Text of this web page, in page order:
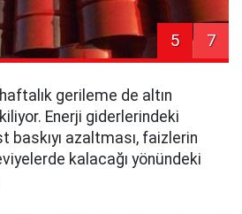
5 7
gerileme de altın
Enerji giderlerindeki
baskıyı azaltması, faizlerin
kalacağı yönündeki